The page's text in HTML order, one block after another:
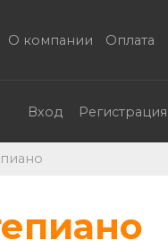
О компании Оплата
Вход Регистрация